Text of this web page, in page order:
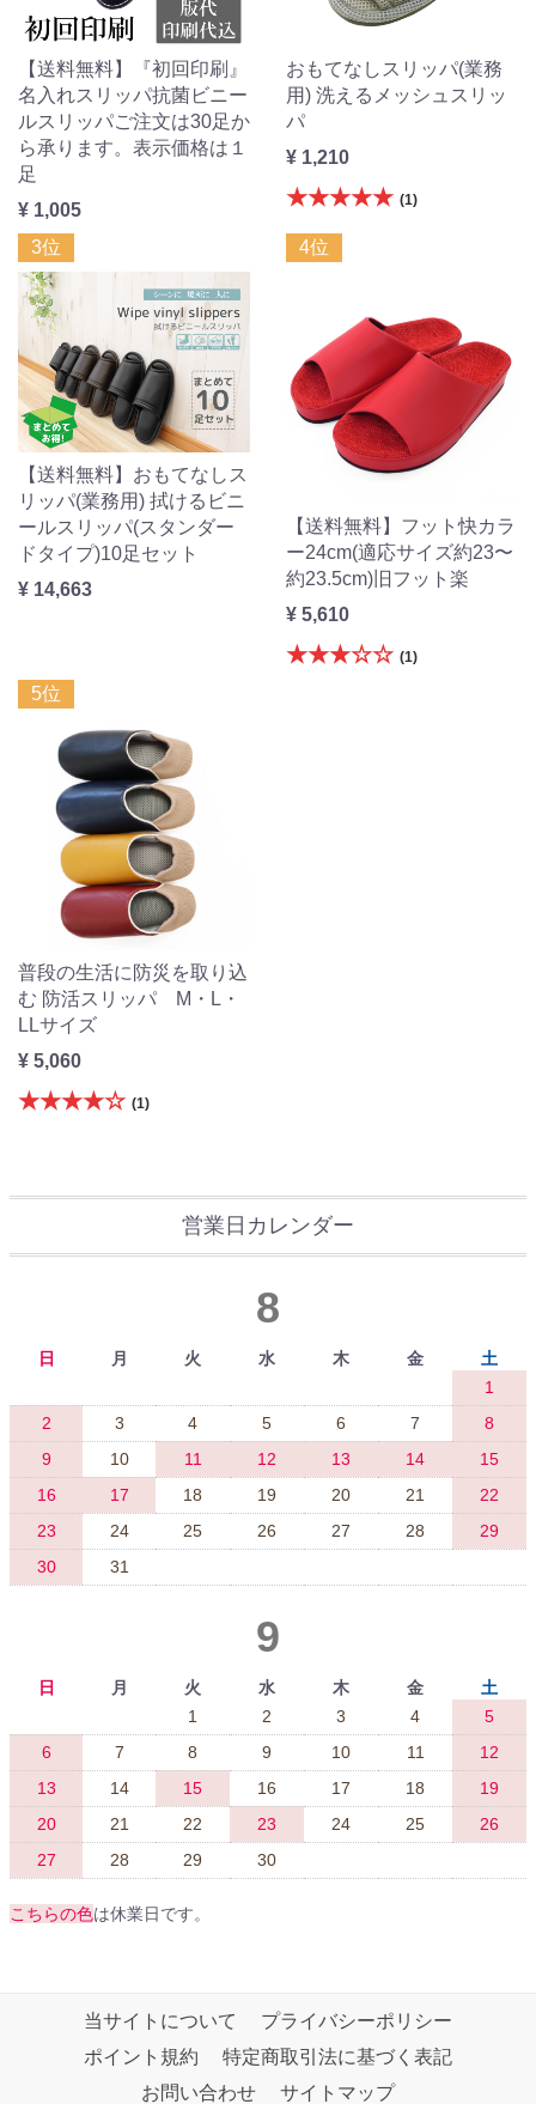
【送料無料】『初回印刷』
名入れスリッパ抗菌ビニー
ルスリッパご注文は30足か
ら承ります。表示価格は１
足
¥ 1,005
おもてなしスリッパ(業務
用) 洗えるメッシュスリッ
パ
¥ 1,210
★★★★★ (1)
3位
【送料無料】おもてなしス
リッパ(業務用) 拭けるビニ
ールスリッパ(スタンダー
ドタイプ)10足セット
¥ 14,663
4位
【送料無料】フット快カラ
ー24cm(適応サイズ約23〜
約23.5cm)旧フット楽
¥ 5,610
★★★☆☆ (1)
5位
普段の生活に防災を取り込
む 防活スリッパ M・L・
LLサイズ
¥ 5,060
★★★★☆ (1)
営業日カレンダー
8
日 月 火 水 木 金
土
1
2
3 4 5 6 7
8
9
10 11 12 13 14
15
16
17 18 19 20 21
22
23
24 25 26 27 28
29
30
31
9
日 月 火 水 木 金
土
1
2 3 4
5
6
7 8 9 10 11
12
13
14 15 16 17 18
19
20
21 22 23 24 25
26
27
28 29 30
こちらの色は休業日です。
当サイトについて
プライバシーポリシー
ポイント規約
特定商取引法に基づく表記
お問い合わせ
サイトマップ